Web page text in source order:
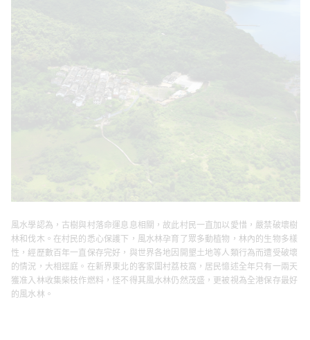
風水學認為，古樹與村落命運息息相關，故此村民一直加以愛惜，嚴禁破壞樹
林和伐木。在村民的悉心保護下，風水林孕育了眾多動植物，林內的生物多樣
性，經歷數百年一直保存完好，與世界各地因開墾土地等人類行為而遭受破壞
的情況，大相逕庭。在新界東北的客家圍村荔枝窩，居民憶述全年只有一兩天
獲准入林收集柴枝作燃料，怪不得其風水林仍然茂盛，更被視為全港保存最好
的風水林。